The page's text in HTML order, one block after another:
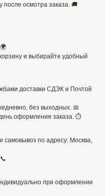
после осмотра заказа. 🚚
и выбирайте удобный
доставки СДЭК и Почтой
без выходных. 📅
оформления заказа. ⏱️
самовывоз по адресу: Москва,
при оформлении